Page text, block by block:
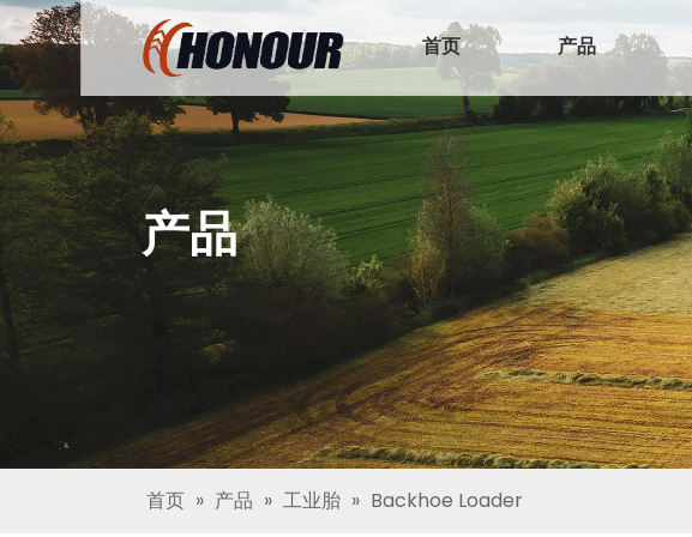
首页 产品
产品
首页 » 产品 » 工业胎 » Backhoe Loader